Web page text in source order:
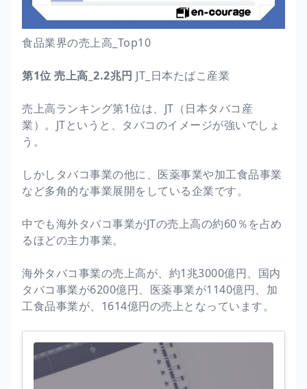
食品業界の売上高_Top10
第1位 売上高_2.2兆円 JT_日本たばこ産業
売上高ランキング第1位は、JT（日本タバコ産
業）。JTというと、タバコのイメージが強いでしょ
う。
しかしタバコ事業の他に、医薬事業や加工食品事業
など多角的な事業展開をしている企業です。
中でも海外タバコ事業がJTの売上高の約60％を占め
るほどの主力事業。
海外タバコ事業の売上高が、約1兆3000億円、国内
タバコ事業が6200億円、医薬事業が1140億円、加
工食品事業が、1614億円の売上となっています。